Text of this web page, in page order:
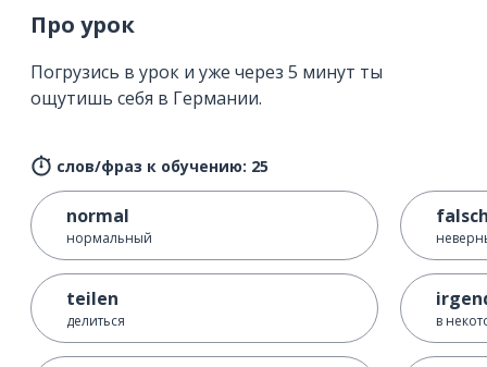
Про урок
Погрузись в урок и уже через 5 минут ты
ощутишь себя в Германии.
слов/фраз к обучению: 25
normal
нормальный
teilen
делиться в